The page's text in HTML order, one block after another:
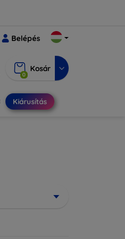
Belépés
0
Kosár
Kiárusítás